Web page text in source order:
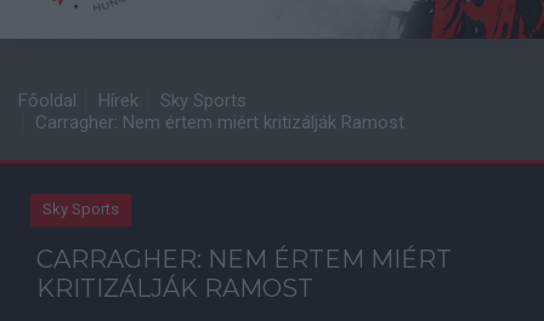
Főoldal Hírek
Sky Sports
Carragher: Nem értem miért kritizálják Ramost
Sky Sports
CARRAGHER: NEM ÉRTEM MIÉRT
KRITIZÁLJÁK RAMOST